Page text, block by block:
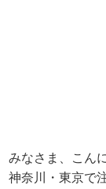
みなさま、こん
神奈川・東京で